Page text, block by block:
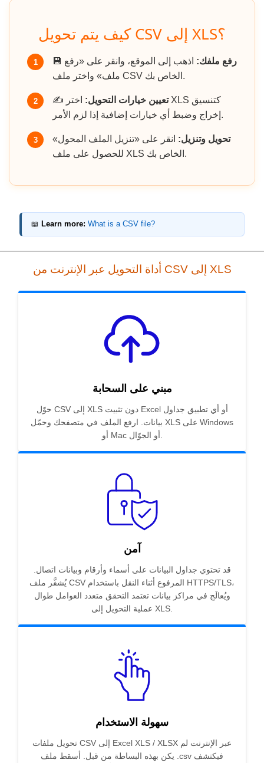
كيف يتم تحويل CSV إلى XLS؟
1 💾 رفع ملفك: اذهب إلى الموقع، وانقر على «رفع
ملف» واختر ملف CSV الخاص بك.
2 ✍️ تعيين خيارات التحويل: اختر XLS كتنسيق
إخراج وضبط أي خيارات إضافية إذا لزم الأمر.
3 تحويل وتنزيل: انقر على «تنزيل الملف المحول»
للحصول على ملف XLS الخاص بك.
📖 Learn more: What is a CSV file?
أداة التحويل عبر الإنترنت من CSV إلى XLS
مبني على السحابة
حوّل CSV إلى XLS دون تثبيت Excel أو أي تطبيق جداول
بيانات. ارفع الملف في متصفحك وحمّل XLS على Windows
آمن
قد تحتوي جداول البيانات على أسماء وأرقام وبيانات اتصال.
يُشفَّر ملف CSV المرفوع أثناء النقل باستخدام HTTPS/TLS،
ويُعالَج في مراكز بيانات تعتمد التحقق متعدد العوامل طوال
عملية التحويل إلى XLS.
سهولة الاستخدام
تحويل ملفات CSV إلى Excel XLS / XLSX عبر الإنترنت لم
يكن بهذه البساطة من قبل. أسقط ملف .csv فيكتشف